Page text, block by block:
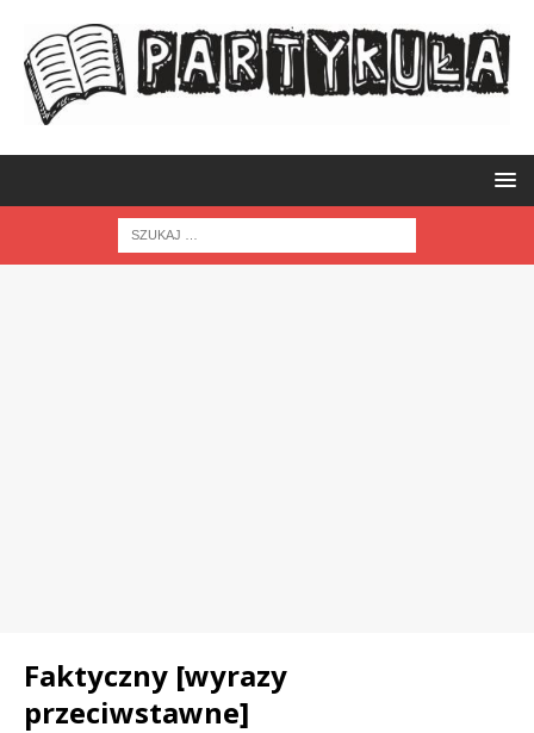
Faktyczny [wyrazy
przeciwstawne]